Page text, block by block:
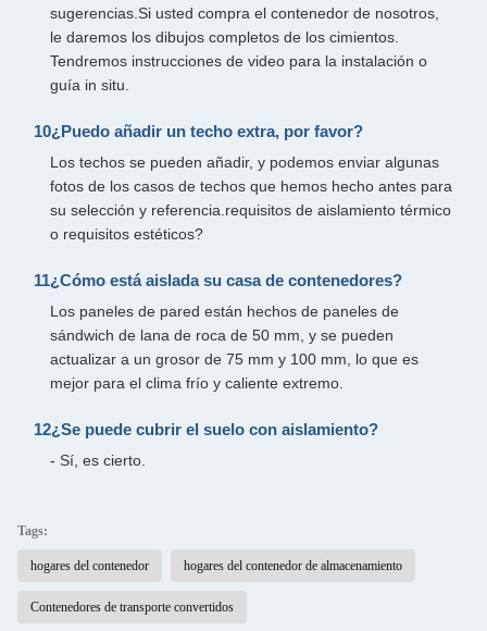
sugerencias.Si usted compra el contenedor de nosotros,
le daremos los dibujos completos de los cimientos.
Tendremos instrucciones de video para la instalación o
guía in situ.
10¿Puedo añadir un techo extra, por favor?
Los techos se pueden añadir, y podemos enviar algunas
fotos de los casos de techos que hemos hecho antes para
su selección y referencia.requisitos de aislamiento térmico
o requisitos estéticos?
11¿Cómo está aislada su casa de contenedores?
Los paneles de pared están hechos de paneles de
sándwich de lana de roca de 50 mm, y se pueden
actualizar a un grosor de 75 mm y 100 mm, lo que es
mejor para el clima frío y caliente extremo.
12¿Se puede cubrir el suelo con aislamiento?
- Sí, es cierto.
Tags:
hogares del contenedor hogares del contenedor de almacenamiento
Contenedores de transporte convertidos